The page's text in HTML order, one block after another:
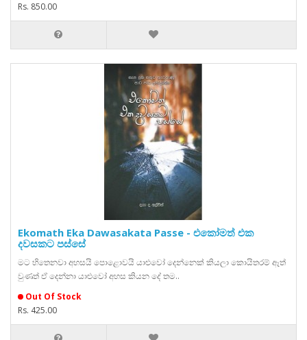
Rs. 850.00
Ekomath Eka Dawasakata Passe - එකෝමත් එක
දවසකට පස්සේ
මට හිතෙනවා අහසයි පොළොවයි යාළුවෝ දෙන්නෙක් කියලා කොයිතරම් ඈත්
වුණත් ඒ දෙන්නා යාළුවෝ අහස කියන දේ තම..
Out Of Stock
Rs. 425.00